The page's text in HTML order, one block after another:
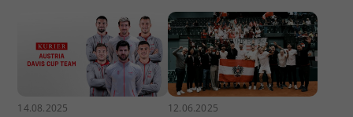
14.08.2025 12.06.2025